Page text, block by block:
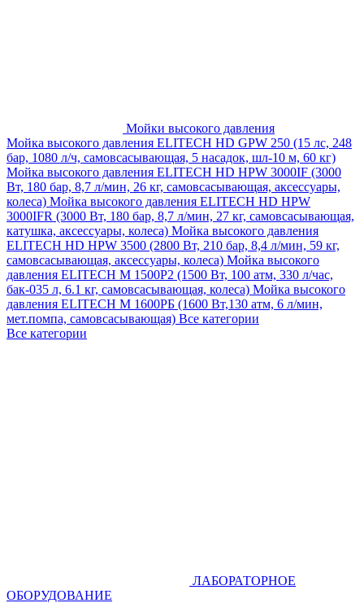
Мойки высокого давления
Мойка высокого давления ELITECH HD GPW 250 (15 лс, 248
бар, 1080 л/ч, самовсасывающая, 5 насадок, шл-10 м, 60 кг)
Мойка высокого давления ELITECH HD HPW 3000IF (3000
Вт, 180 бар, 8,7 л/мин, 26 кг, самовсасывающая, аксессуары,
колеса) Мойка высокого давления ELITECH HD HPW
3000IFR (3000 Вт, 180 бар, 8,7 л/мин, 27 кг, самовсасывающая,
катушка, аксессуары, колеса) Мойка высокого давления
ELITECH HD HPW 3500 (2800 Вт, 210 бар, 8,4 л/мин, 59 кг,
самовсасывающая, аксессуары, колеса) Мойка высокого
давления ELITECH M 1500P2 (1500 Вт, 100 атм, 330 л/час,
бак-035 л, 6.1 кг, самовсасывающая, колеса) Мойка высокого
давления ELITECH М 1600РБ (1600 Вт,130 атм, 6 л/мин,
мет.помпа, самовсасывающая) Все категории
Все категории
ЛАБОРАТОРНОЕ
ОБОРУДОВАНИЕ